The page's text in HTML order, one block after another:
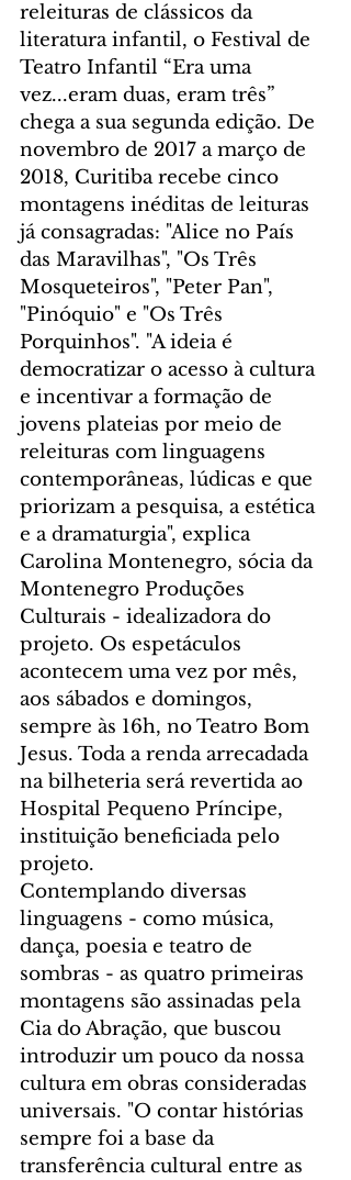
releituras de clássicos da
literatura infantil, o Festival de
Teatro Infantil “Era uma
vez...eram duas, eram três”
chega a sua segunda edição. De
novembro de 2017 a março de
2018, Curitiba recebe cinco
montagens inéditas de leituras
já consagradas: "Alice no País
das Maravilhas", "Os Três
Mosqueteiros", "Peter Pan",
"Pinóquio" e "Os Três
Porquinhos". "A ideia é
democratizar o acesso à cultura
e incentivar a formação de
jovens plateias por meio de
releituras com linguagens
contemporâneas, lúdicas e que
priorizam a pesquisa, a estética
e a dramaturgia", explica
Carolina Montenegro, sócia da
Montenegro Produções
Culturais - idealizadora do
projeto. Os espetáculos
acontecem uma vez por mês,
aos sábados e domingos,
sempre às 16h, no Teatro Bom
Jesus. Toda a renda arrecadada
na bilheteria será revertida ao
Hospital Pequeno Príncipe,
instituição beneficiada pelo
projeto.
Contemplando diversas
linguagens - como música,
dança, poesia e teatro de
sombras - as quatro primeiras
montagens são assinadas pela
Cia do Abração, que buscou
introduzir um pouco da nossa
cultura em obras consideradas
universais. "O contar histórias
sempre foi a base da
transferência cultural entre as